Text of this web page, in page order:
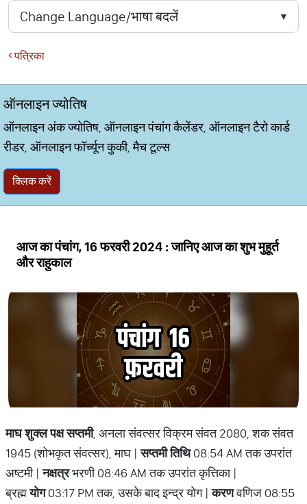
पत्रिका
ऑनलाइन ज्योतिष
ऑनलाइन अंक ज्योतिष, ऑनलाइन पंचांग कैलेंडर, ऑनलाइन टैरो कार्ड
रीडर, ऑनलाइन फॉर्च्यून कुकी, मैच टूल्स
क्लिक करें
आज का पंचांग, 16 फरवरी 2024 : जानिए आज का शुभ मुहूर्त
और राहुकाल
माघ शुक्ल पक्ष सप्तमी, अनला संवत्सर विक्रम संवत 2080, शक संवत
1945 (शोभकृत संवत्सर), माघ |सप्तमी तिथि08:54 AM तक उपरांत
अष्टमी |नक्षत्रभरणी 08:46 AM तक उपरांत कृत्तिका |
ब्रह्मयोग03:17 PM तक, उसके बाद इन्द्र योग |करणवणिज 08:55